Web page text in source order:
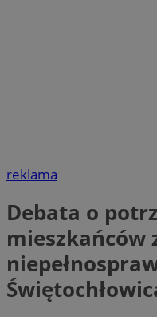
reklama
Debata o
mieszkańców